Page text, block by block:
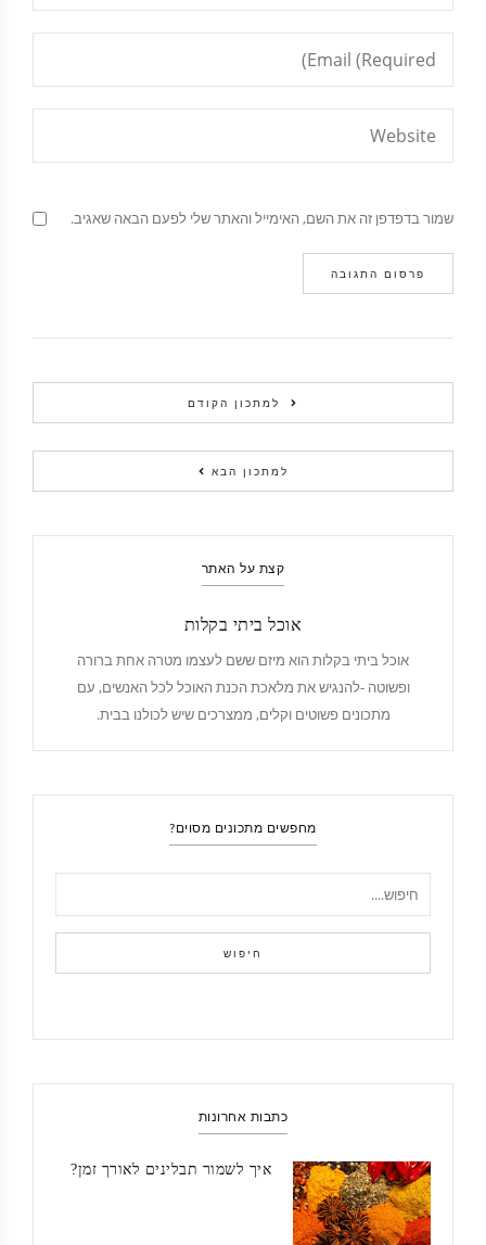
שמור בדפדפן זה את השם, האימייל והאתר שלי לפעם הבאה שאגיב.
למתכון הקודם
למתכון הבא
קצת על האתר
אוכל ביתי בקלות
אוכל ביתי בקלות הוא מיזם ששם לעצמו מטרה אחת ברורה
ופשוטה -להנגיש את מלאכת הכנת האוכל לכל האנשים, עם
מתכונים פשוטים וקלים, ממצרכים שיש לכולנו בבית.
מחפשים מתכונים מסוים?
חיפוש
כתבות אחרונות
איך לשמור תבלינים לאורך זמן?